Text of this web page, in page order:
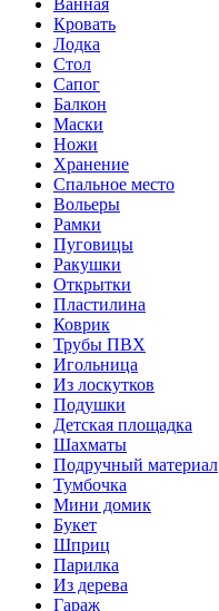
Кровать
Лодка
Стол
Сапог
Балкон
Маски
Ножи
Хранение
Спальное место
Вольеры
Рамки
Пуговицы
Ракушки
Открытки
Пластилина
Коврик
Трубы ПВХ
Игольница
Из лоскутков
Подушки
Детская площадка
Шахматы
Подручный материал
Тумбочка
Мини домик
Букет
Шприц
Парилка
Из дерева
Гараж